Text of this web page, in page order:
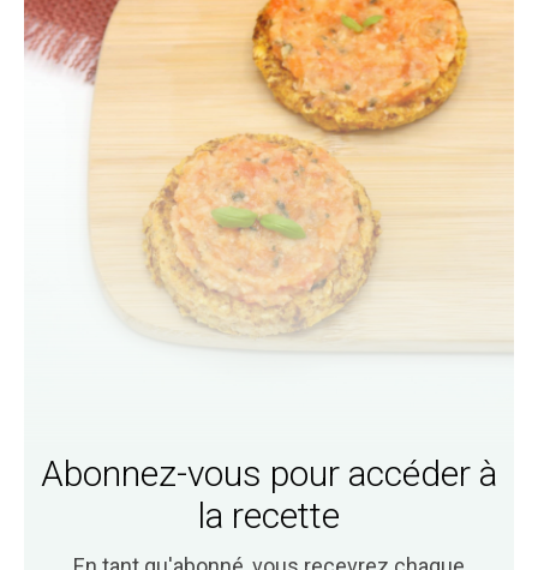
Abonnez-vous pour accéder à
la recette